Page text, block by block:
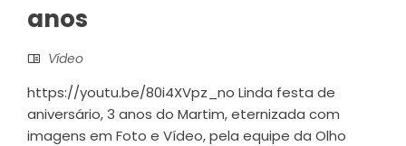
anos
Vídeo
https://youtu.be/80i4XVpz_no Linda festa de
aniversário, 3 anos do Martim, eternizada com
imagens em Foto e Vídeo, pela equipe da Olho